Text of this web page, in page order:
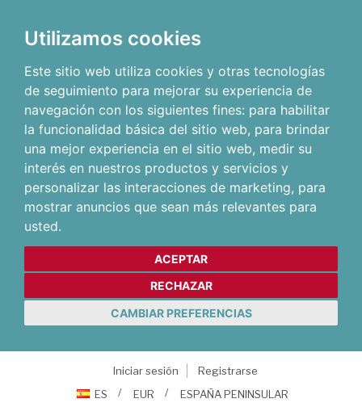
Utilizamos cookies
Este sitio web utiliza cookies y otras tecnologías
de seguimiento para mejorar su experiencia de
navegación con los siguientes fines: para habilitar
la funcionalidad básica del sitio web, para brindar
una mejor experiencia en el sitio web, medir su
interés en nuestros productos y servicios y
personalizar las interacciones de marketing, para
mostrar anuncios que sean más relevantes para
usted.
ACEPTAR
RECHAZAR
CAMBIAR PREFERENCIAS
Iniciar sesión
Registrarse
ES
EUR ESPAÑA PENINSULAR